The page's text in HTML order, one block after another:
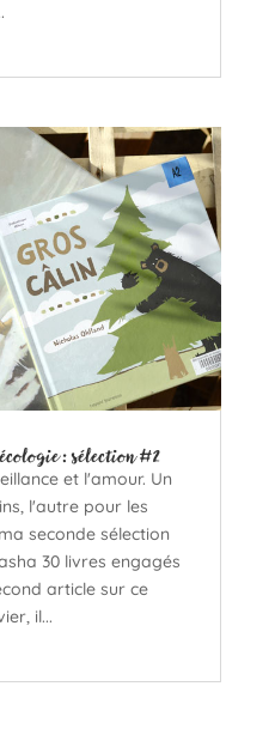
: sélection #2
et l'amour. Un
l'autre pour les
seconde sélection
30 livres engagés
article sur ce
il...